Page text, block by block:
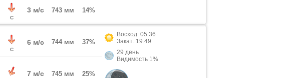
С
3 м/с 743 мм 14%
С
6 м/с 744 мм 37%
7 м/с 745 мм 25%
Восход: 05:36
Закат: 19:49
29 день
Видимость 1%